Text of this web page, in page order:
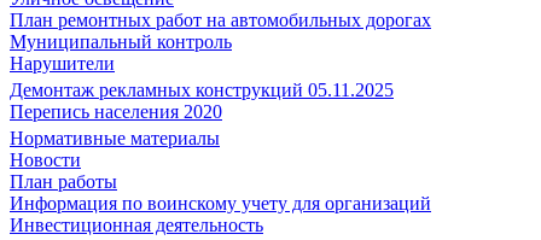
План ремонтных работ на автомобильных дорогах
Муниципальный контроль
Нарушители
Демонтаж рекламных конструкций 05.11.2025
Перепись населения 2020
Нормативные материалы
Новости
План работы
Информация по воинскому учету для организаций
Инвестиционная деятельность